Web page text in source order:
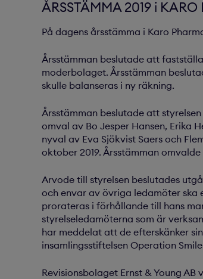
ÅRSSTÄMMA 2019 i
På dagens årsstämma i Karo
Årsstämman beslutade att
moderbolaget. Årsstämman
skulle balanseras i ny räkning.
Årsstämman beslutade att
omval av Bo Jesper Hansen, Erika
nyval av Eva Sjökvist Saers och
oktober 2019. Årsstämman
Arvode till styrelsen beslutades
och envar av övriga ledamöter
prorateras i förhållande till hans
styrelseledamöterna som är
har meddelat att de efterskänker
insamlingsstiftelsen Operation
Revisionsbolaget Ernst & Young